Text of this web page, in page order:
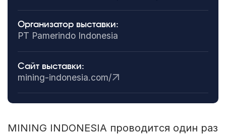
Организатор выставки:
PT Pamerindo Indonesia
Сайт выставки:
mining-indonesia.com/
MINING INDONESIA проводится один раз